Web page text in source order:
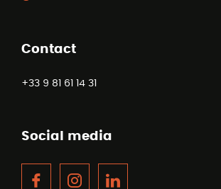
Contact
+33 9 81 61 14 31
Social media
FacebookInstagram